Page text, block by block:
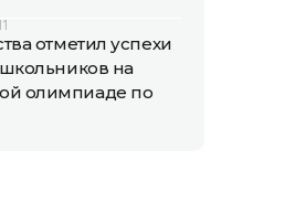
отметил успехи
школьников на
олимпиаде по